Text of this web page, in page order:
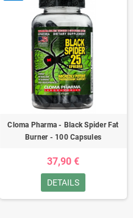
Cloma Pharma - Black Spider Fat
Burner - 100 Capsules
37,90 €
DETAILS